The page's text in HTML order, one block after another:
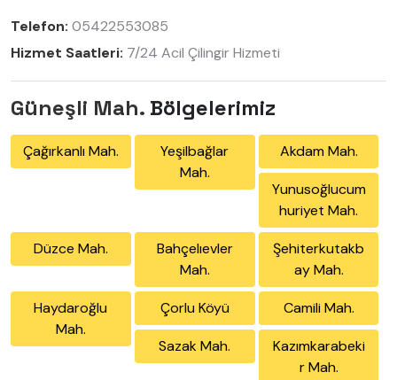
Telefon: 05422553085
Hizmet Saatleri: 7/24 Acil Çilingir Hizmeti
Güneşli Mah. Bölgelerimiz
Çağırkanlı Mah.
Yeşilbağlar
Mah.
Akdam Mah.
Yunusoğlucum
huriyet Mah.
Düzce Mah.
Bahçelıevler
Mah.
Şehiterkutakb
ay Mah.
Haydaroğlu
Mah.
Çorlu Köyü Camili Mah.
Sazak Mah.
Kazımkarabeki
r Mah.